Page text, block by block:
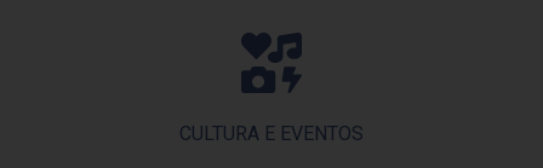
CULTURA E EVENTOS